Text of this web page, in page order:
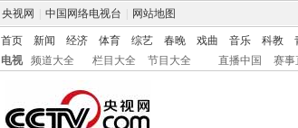
央视网 中国网络电视台 网站地图
首页 新闻 经济 体育 综艺 春晚 戏曲 音乐 科教
电视
频道大全 栏目大全 节目大全 直播中国 赛事